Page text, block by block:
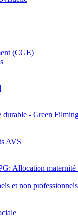
(CGE)
durable - Green Filming
AVS
Allocation maternité
et non professionnels